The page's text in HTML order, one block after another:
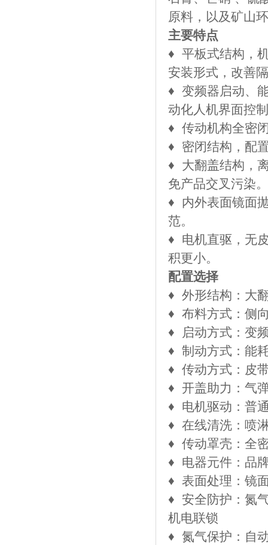
原料，以及矿山
主要特点
​♦ 平板式结构，
安装形式，改善
​♦ 变频器启动、
动化人机界面控
​♦ 传动机构全密
​♦
密闭结构，配
​♦
大翻盖结构，
免产品交叉污染。
​♦
内外表面镜面
范。
​♦
电机直驱，无
积更小。
配置选择
​♦ 外形结构：大
​♦ 布料方式：侧
​♦
启动方式：变
​♦ 制动方式：能
​♦ 传动方式：皮
​♦ 开盖助力：气
​♦
电机驱动：普
​♦ 在线清洗：喷
​♦ 传动罩壳：全
​♦
电器元件：品
​♦ 表面处理：镜
​♦ 安全防护：氮
机电联锁
​♦ 氮气保护：自